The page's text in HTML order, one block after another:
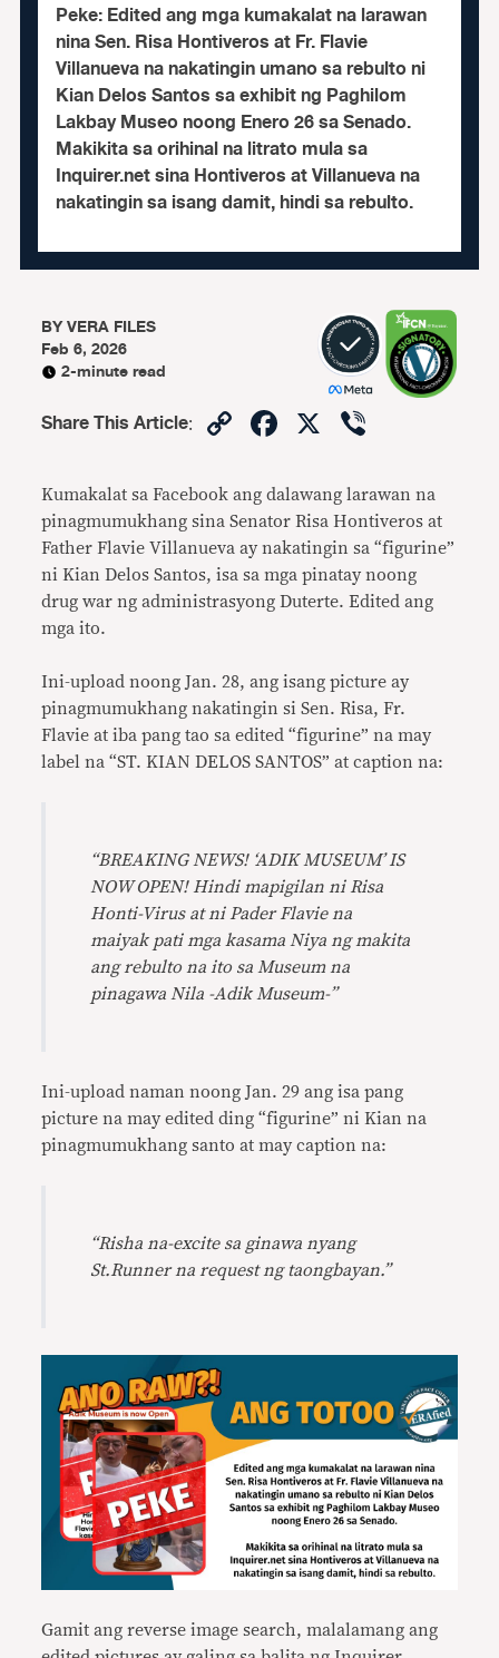
Peke:Edited ang mga kumakalat na larawan
nina Sen. Risa Hontiveros at Fr. Flavie
Villanueva na nakatingin umano sa rebulto ni
Kian Delos Santos sa exhibit ng Paghilom
Lakbay Museo noong Enero 26 sa Senado.
Makikita sa orihinal na litrato mula sa
Inquirer.net sina Hontiveros at Villanueva na
nakatingin sa isang damit, hindi sa rebulto.
BYVERA FILES
Feb 6, 2026
2-minute read
Share This Article: CopyFacebook
X
Kumakalat sa Facebook ang dalawang larawan na
pinagmumukhang sina Senator Risa Hontiveros at
Father Flavie Villanueva ay nakatingin sa “figurine”
ni Kian Delos Santos, isa sa mga pinatay noong
drug war ng administrasyong Duterte. Edited ang
mga ito.
Ini-upload noong Jan. 28, ang isang picture ay
pinagmumukhang nakatingin si Sen. Risa, Fr.
Flavie at iba pang tao sa edited “figurine” na may
label na “ST. KIAN DELOS SANTOS” at caption na:
“BREAKING NEWS! ‘ADIK MUSEUM’ IS
NOW OPEN! Hindi mapigilan ni Risa
Honti-Virus at ni Pader Flavie na
maiyak pati mga kasama Niya ng makita
ang rebulto na ito sa Museum na
pinagawa Nila -Adik Museum-”
Ini-upload naman noong Jan. 29 ang isa pang
picture na may edited ding “figurine” ni Kian na
pinagmumukhang santo at may caption na:
“Risha na-excite sa ginawa nyang
St.Runner na request ng taongbayan.”
Gamit ang reverse image search, malalamang ang